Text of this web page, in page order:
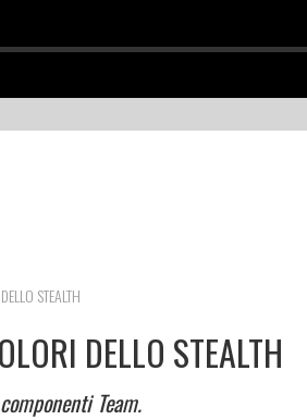
STEALTH
DELLO STEALTH
Team.